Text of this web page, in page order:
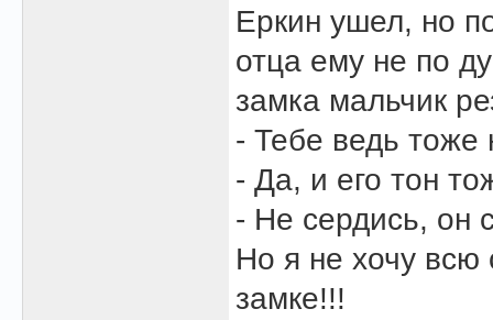
Еркин ушел, но
отца ему не по
замка мальчик
- Тебе ведь тоже
- Да, и его тон
- Не сердись, он
Но я не хочу всю
замке!!!